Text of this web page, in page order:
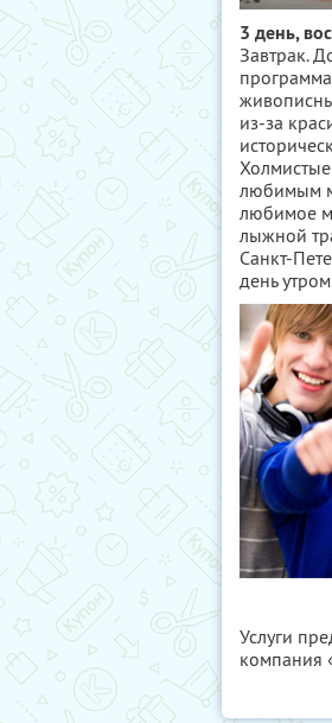
3 день,
Завтрак.
из-за
любимым
любимое
лыжной
Санкт-
день
Услуги
компания